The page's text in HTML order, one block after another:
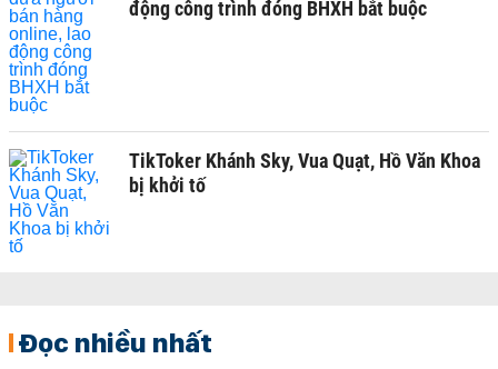
động công trình đóng BHXH bắt buộc
TikToker Khánh Sky, Vua Quạt, Hồ Văn Khoa
bị khởi tố
Đọc nhiều nhất